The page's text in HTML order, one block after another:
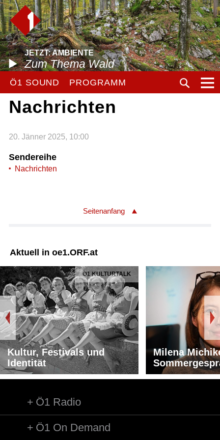
JETZT: AMBIENTE
Zum Thema Wald
Ö1 SOUND PROGRAMM
Nachrichten
20. Jänner 2025, 10:00
Sendereihe
Nachrichten
Seitenanfang
Aktuell in oe1.ORF.at
Ö1 KULTURTALK
Kultur, Festivals und
Identität
Milena
Ö1 Radio
Ö1 On Demand